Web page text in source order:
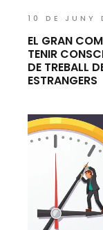
10 DE JUNY
EL GRAN
TENIR
DE TREBALL
ESTRANGERS